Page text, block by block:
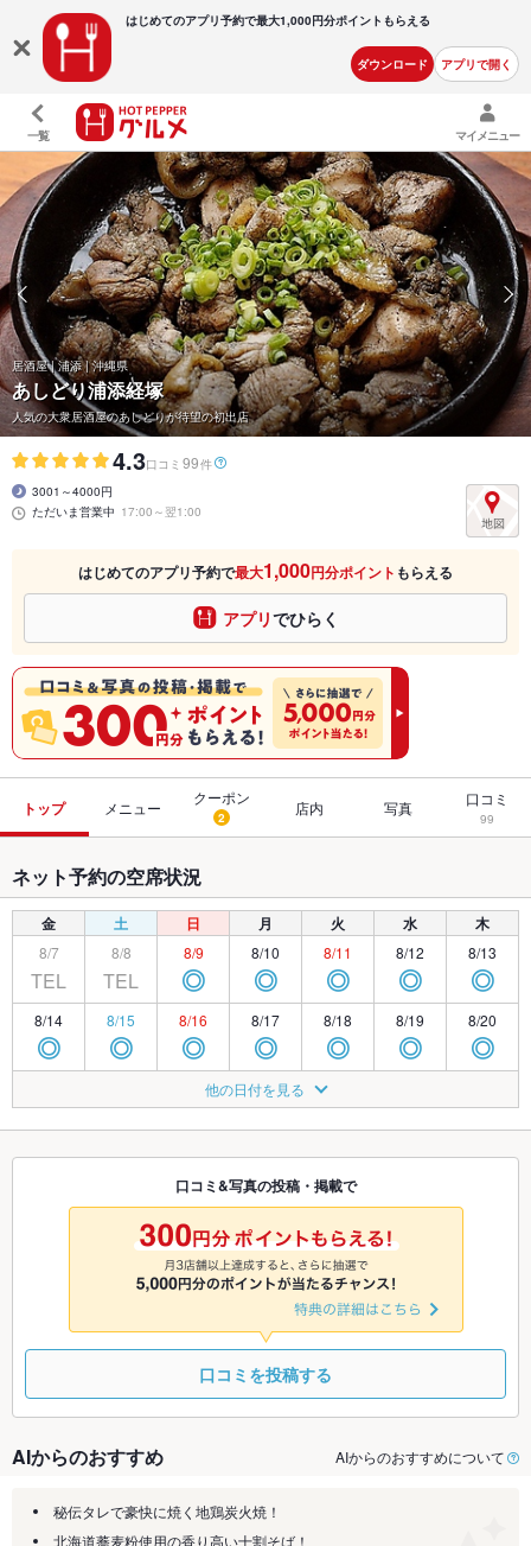
はじめてのアプリ予約で最大1,000円分ポイントもらえる
ダウンロード アプリで開く
一覧 マイメニュー
居酒屋 | 浦添 | 沖縄県
あしどり浦添経塚
人気の大衆居酒屋のあしどりが待望の初出店
4.3口コミ 99件
3001～4000円
ただいま営業中 17:00～翌1:00
はじめてのアプリ予約で最大1,000円分ポイント もらえる
アプリでひらく
トップ メニュー
クーポン
2 店内 写真 口コミ
99
ネット予約の空席状況
金 土 日 月 火 水 木
8/7
TEL
8/8
TEL
8/9
◎
8/10
◎
8/11
◎
8/12
◎
8/13
◎
8/14
◎
8/15
◎
8/16
◎
8/17
◎
8/18
◎
8/19
◎
8/20
◎
◎ ◎
8/23
◎
8/24
◎
8/25
◎ ◎ ◎
8/28 8/29 8/30
◎
8/31
◎
9/1
◎
9/2 9/3
9/6
◎ ◎ ◎ ◎
他の日付を見る
口コミ&写真の投稿・掲載で
口コミを投稿する
AIからのおすすめ AIからのおすすめについて
秘伝タレで豪快に焼く地鶏炭火焼！
北海道蕎麦粉使用の香り高い十割そば！